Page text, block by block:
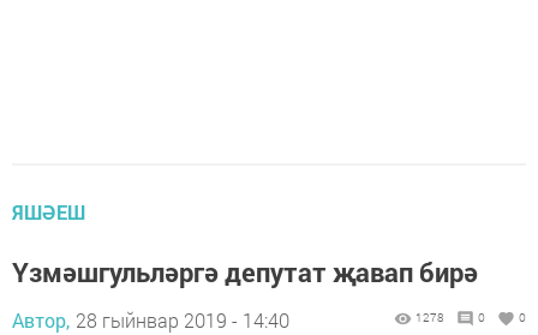
ЯШӘЕШ
Үзмәшгульләргә депутат җавап бирә
Автор, 28 гыйнвар 2019 - 14:40 1278 0 0